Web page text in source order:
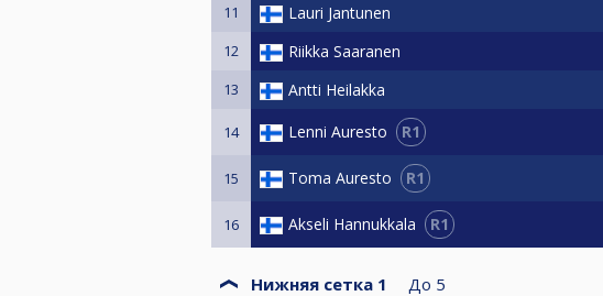
11 Lauri Jantunen
12 Riikka Saaranen
13 Antti Heilakka
14 Lenni Auresto R1
15 Toma Auresto R1
16 Akseli Hannukkala R1
Нижняя сетка 1 До 5